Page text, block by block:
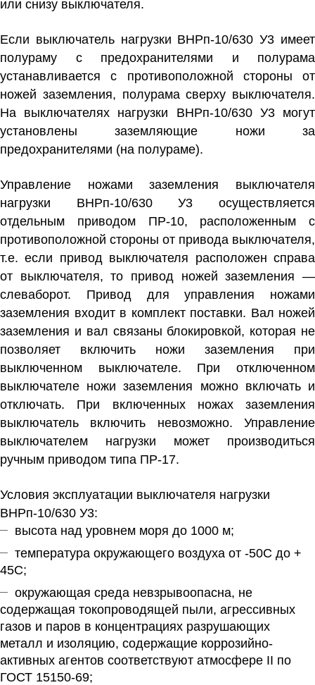
или снизу выключателя.
Если выключатель нагрузки ВНРп-10/630 У3 имеет
полураму с предохранителями и полурама
устанавливается с противоположной стороны от
ножей заземления, полурама сверху выключателя.
На выключателях нагрузки ВНРп-10/630 У3 могут
установлены заземляющие ножи за
предохранителями (на полураме).
Управление ножами заземления выключателя
нагрузки ВНРп-10/630 У3 осуществляется
отдельным приводом ПР-10, расположенным с
противоположной стороны от привода выключателя,
т.е. если привод выключателя расположен справа
от выключателя, то привод ножей заземления —
слеваборот. Привод для управления ножами
заземления входит в комплект поставки. Вал ножей
заземления и вал связаны блокировкой, которая не
позволяет включить ножи заземления при
выключенном выключателе. При отключенном
выключателе ножи заземления можно включать и
отключать. При включенных ножах заземления
выключатель включить невозможно. Управление
выключателем нагрузки может производиться
ручным приводом типа ПР-17.
Условия эксплуатации выключателя нагрузки
ВНРп-10/630 У3:
высота над уровнем моря до 1000 м;
температура окружающего воздуха от -50С до +
45С;
окружающая среда невзрывоопасна, не
содержащая токопроводящей пыли, агрессивных
газов и паров в концентрациях разрушающих
металл и изоляцию, содержащие коррозийно-
активных агентов соответствуют атмосфере II по
ГОСТ 15150-69;